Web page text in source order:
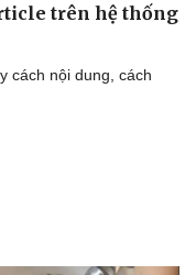
trên hệ thống
cách nội dung, cách